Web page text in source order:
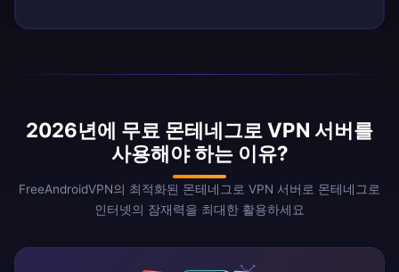
2026년에 무료 몬테네그로 VPN 서버를
사용해야 하는 이유?
FreeAndroidVPN의 최적화된 몬테네그로 VPN 서버로 몬테네그로
인터넷의 잠재력을 최대한 활용하세요